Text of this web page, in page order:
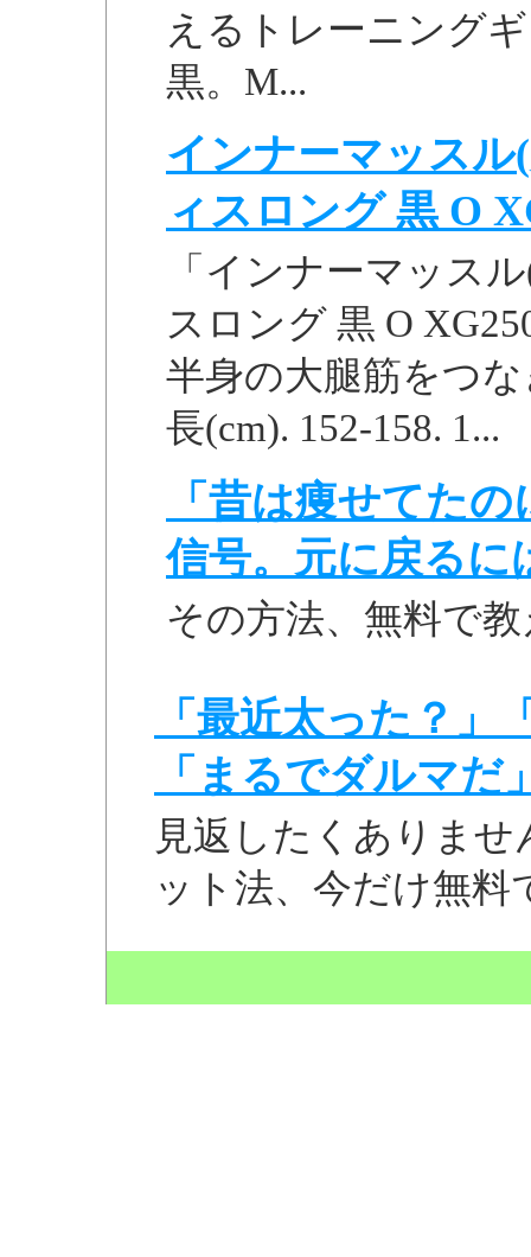
えるトレーニング
黒。M...
インナーマッス
ィスロング 黒 O
「インナーマッス
スロング 黒 O
半身の大腿筋をつ
長(cm). 152-158. 1...
「昔は痩せてた
信号。元に戻るに
その方法、無料で
「最近太った？
「まるでダルマだ
見返したくありま
ット法、今だけ無料